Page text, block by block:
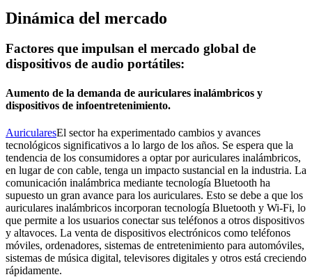
Dinámica del mercado
Factores que impulsan el mercado global de
dispositivos de audio portátiles:
Aumento de la demanda de auriculares inalámbricos y
dispositivos de infoentretenimiento.
AuricularesEl sector ha experimentado cambios y avances
tecnológicos significativos a lo largo de los años. Se espera que la
tendencia de los consumidores a optar por auriculares inalámbricos,
en lugar de con cable, tenga un impacto sustancial en la industria. La
comunicación inalámbrica mediante tecnología Bluetooth ha
supuesto un gran avance para los auriculares. Esto se debe a que los
auriculares inalámbricos incorporan tecnología Bluetooth y Wi-Fi, lo
que permite a los usuarios conectar sus teléfonos a otros dispositivos
y altavoces. La venta de dispositivos electrónicos como teléfonos
móviles, ordenadores, sistemas de entretenimiento para automóviles,
sistemas de música digital, televisores digitales y otros está creciendo
rápidamente.